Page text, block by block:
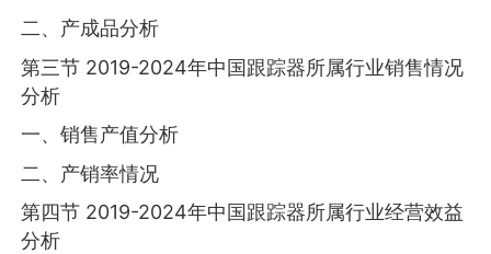
二、产成品分析
第三节 2019-2024年中国跟踪器所属行业销售情况
分析
一、销售产值分析
二、产销率情况
第四节 2019-2024年中国跟踪器所属行业经营效益
分析